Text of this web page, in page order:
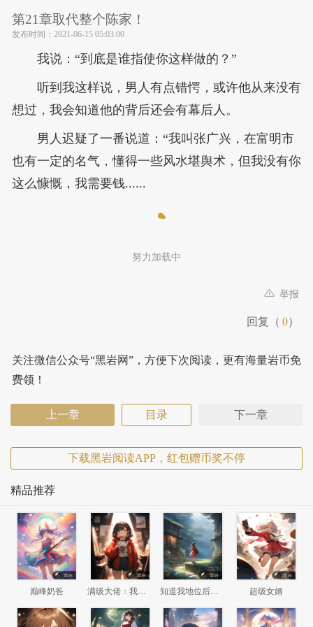
第21章取代整个陈家！
发布时间： 2021-06-15 05:03:00
我说：“到底是谁指使你这样做的？”
听到我这样说，男人有点错愕，或许他从来没有
想过，我会知道他的背后还会有幕后人。
男人迟疑了一番说道：“我叫张广兴，在富明市
也有一定的名气，懂得一些风水堪舆术，但我没有你
这么慷慨，我需要钱......
努力加载中
举报
回复（ 0）
关注微信公众号“黑岩网”，方便下次阅读，更有海量岩币免
费领！
上一章 目录 下一章
下载黑岩阅读APP，红包赠币奖不停
精品推荐
巅峰奶爸 满级大佬：我竟然回了新手村 知道我地位后，前妻悔哭了 超级女婿